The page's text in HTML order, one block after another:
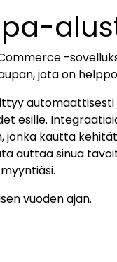
-
jota on
esille.
jonka kautta
auttaa sinua
vuoden ajan.